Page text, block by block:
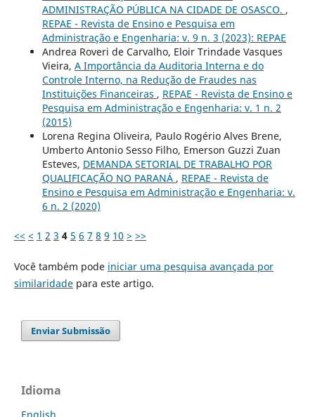
ADMINISTRAÇÃO PÚBLICA NA CIDADE DE OSASCO. ,
REPAE - Revista de Ensino e Pesquisa em
Administração e Engenharia: v. 9 n. 3 (2023): REPAE
Andrea Roveri de Carvalho, Eloir Trindade Vasques
Vieira, A Importância da Auditoria Interna e do
Controle Interno, na Redução de Fraudes nas
Instituições Financeiras , REPAE - Revista de Ensino e
Pesquisa em Administração e Engenharia: v. 1 n. 2
(2015)
Lorena Regina Oliveira, Paulo Rogério Alves Brene,
Umberto Antonio Sesso Filho, Emerson Guzzi Zuan
Esteves, DEMANDA SETORIAL DE TRABALHO POR
QUALIFICAÇÃO NO PARANÁ , REPAE - Revista de
Ensino e Pesquisa em Administração e Engenharia: v.
6 n. 2 (2020)
<< < 1 2 3 4 5 6 7 8 9 10 > >>
Você também pode iniciar uma pesquisa avançada por
similaridadepara este artigo.
Enviar Submissão
Idioma